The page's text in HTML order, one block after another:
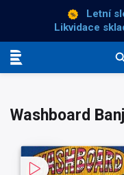
Letní
Likvidace
Washboard